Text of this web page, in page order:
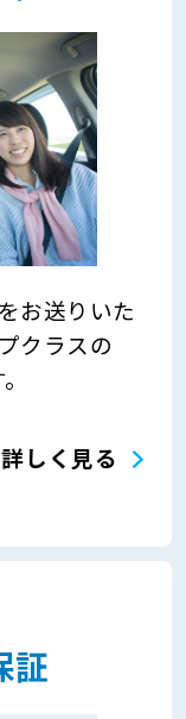
お送りいた
クラスの
詳しく見る
証